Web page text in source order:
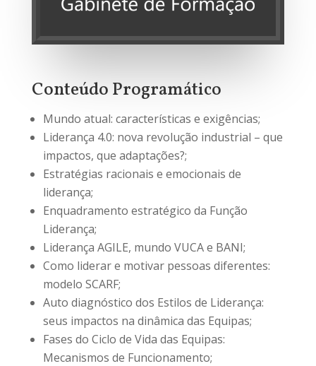
Conteúdo Programático
Mundo atual: características e exigências;
Liderança 4.0: nova revolução industrial – que
impactos, que adaptações?;
Estratégias racionais e emocionais de
liderança;
Enquadramento estratégico da Função
Liderança;
Liderança AGILE, mundo VUCA e BANI;
Como liderar e motivar pessoas diferentes:
modelo SCARF;
Auto diagnóstico dos Estilos de Liderança:
seus impactos na dinâmica das Equipas;
Fases do Ciclo de Vida das Equipas:
Mecanismos de Funcionamento;